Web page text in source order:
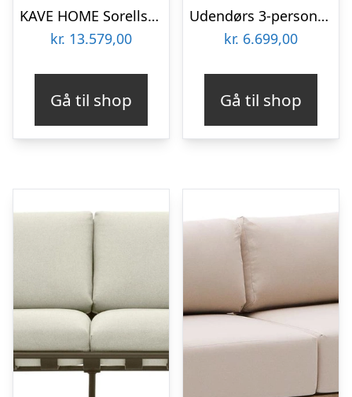
KAVE HOME Sorells udendørs 2 pers. modul sofa – grå aluminium (201cm)
kr. 13.579,00
Gå til shop
Udendørs 3-personers sofa Kave Home Saconca med håndvævet UV-reb i grøn galvaniseret stål
kr. 6.699,00
Gå til shop